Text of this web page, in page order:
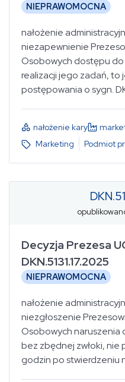
NIEPRAWOMOCNA
nałożenie
niezapewnienie
Osobowych dostępu
realizacji jego zadań, to
postępowania o sygn.
nałożenie kary
Marketing
Podmiot
Decyzja Prezesa
DKN.5131.17.2025
NIEPRAWOMOCNA
nałożenie
niezgłoszenie
Osobowych naruszenia
bez zbędnej zwłoki, nie
godzin po stwierdzeniu